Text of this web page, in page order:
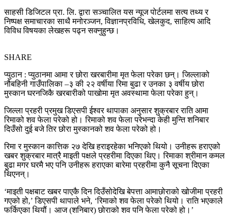
साहसी डिजिटल प्रा. लि. द्वारा सञ्चालित यस न्यूज पोर्टलमा सत्य तथ्य र
निष्पक्ष समाचारका साथै मनोरञ्जन, विज्ञानप्रविधि, खेलकुद, साहित्य आदि
विविध विषयका लेखहरू पढ्न सक्नुहुन्छ।
SHARE
प्युठान : प्युठानमा आमा र छोरा खरबारीमा मृत फेला परेका छन्। जिल्लाको
नौबहिनी गाउँपालिका –३ की २२ वर्षीया रिमा बुढा र उनका ३ वर्षीय छोरा
मुस्कान घरनजिकै खरबारीको पाखोमा मृत अवस्थामा फेला परेका हुन्।
जिल्ला प्रहरी प्रमुख डिएसपी ईश्वर थापाका अनुसार शुक्रबार राति आमा
रिमाको शव फेला परेको हो। रिमाको शव फेला परेभन्दा केही मुन्ति शनिबार
दिउँसो दुई बजे तिर छोरा मुस्कानको शव फेला परेको हो।
रिमा र मुस्कान कात्तिक २७ देखि हराइरहेका भनिएको थियो। उनीहरू हराएको
खबर शुक्रबार मात्रै माइती पक्षले प्रहरीमा दिएका थिए। रिमाका श्रीमान कमल
बुढा मगर घरमै भए पनि उनीहरू हराएका बारेमा प्रहरीमा कुनै सूचना दिएका
थिएनन्।
‘माइती पक्षबाट खबर पाएकै दिन दिउँसोदेखि बेपत्ता आमाछोराको खोजीमा प्रहरी
गएको हो,’ डिएसपी थापाले भने, ‘रिमाको शव फेला परेको थियो। राति भएकाले
फर्किएका थियौं। आज (शनिबार) छोराको शव पनि फेला परेको हो।’